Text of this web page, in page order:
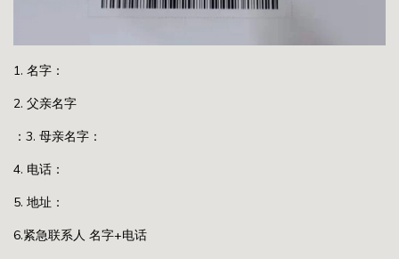
1. 名字：
2. 父亲名字
：3. 母亲名字：
4. 电话：
5. 地址：
6.紧急联系人 名字+电话